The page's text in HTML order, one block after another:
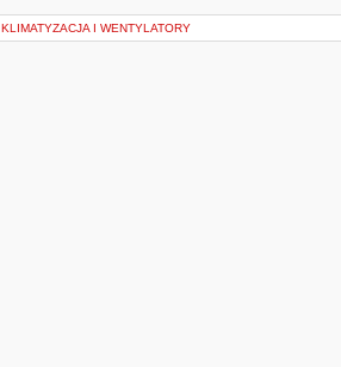
KLIMATYZACJA I WENTYLATORY